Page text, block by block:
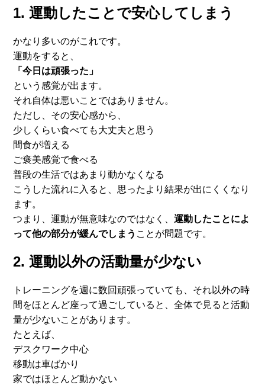
1. 運動したことで安心してしまう
かなり多いのがこれです。
運動をすると、
「今日は頑張った」
という感覚が出ます。
それ自体は悪いことではありません。
ただし、その安心感から、
少しくらい食べても大丈夫と思う
間食が増える
ご褒美感覚で食べる
普段の生活ではあまり動かなくなる
こうした流れに入ると、思ったより結果が出にくくなり
ます。
つまり、運動が無意味なのではなく、運動したことによ
って他の部分が緩んでしまう ことが問題です。
2. 運動以外の活動量が少ない
トレーニングを週に数回頑張っていても、 それ以外の時
間をほとんど座って過ごしていると、全体で見ると活動
量が少ないことがあります。
たとえば、
デスクワーク中心
移動は車ばかり
家ではほとんど動かない